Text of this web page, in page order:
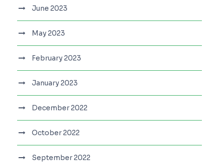
June 2023
May 2023
February 2023
January 2023
December 2022
October 2022
September 2022